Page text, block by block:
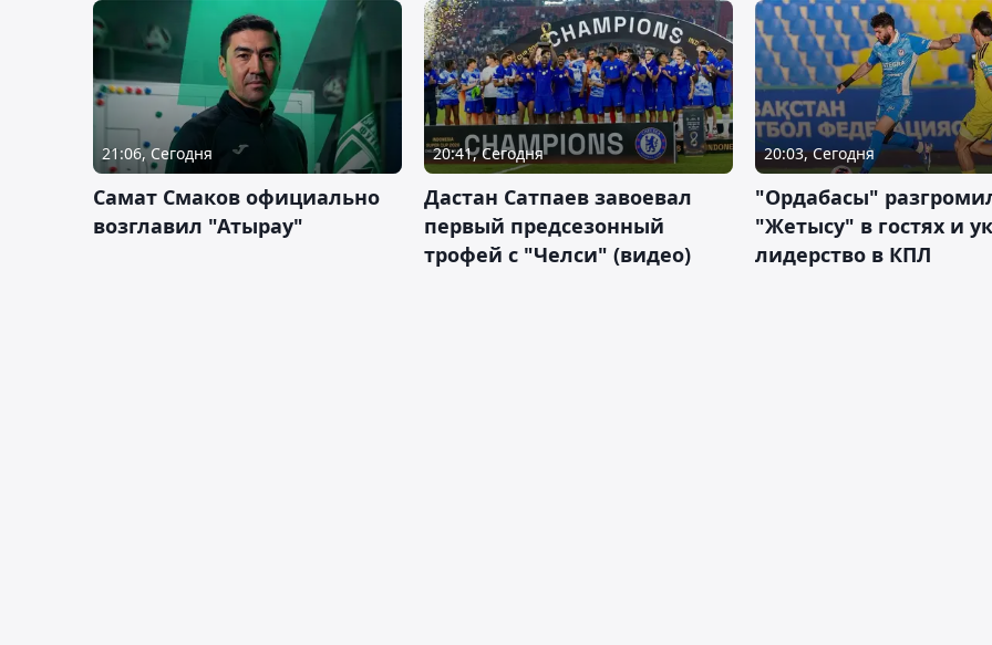
21:06, Сегодня
Самат Смаков официально
возглавил "Атырау"
20:41, Сегодня
Дастан Сатпаев завоевал
первый предсезонный
трофей с "Челси" (видео)
20:03, Сегодня
"Ордабасы"
"Жетысу" в гостях и
лидерство в КПЛ